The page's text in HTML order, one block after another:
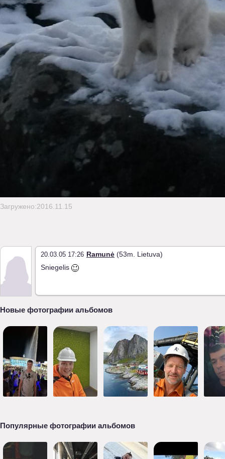
Загружено:2016.11.15
20.03.05 17:26 Ramunė (53m. Lietuva)
Sniegelis
Новые фотографии альбомов
Популярные фотографии альбомов